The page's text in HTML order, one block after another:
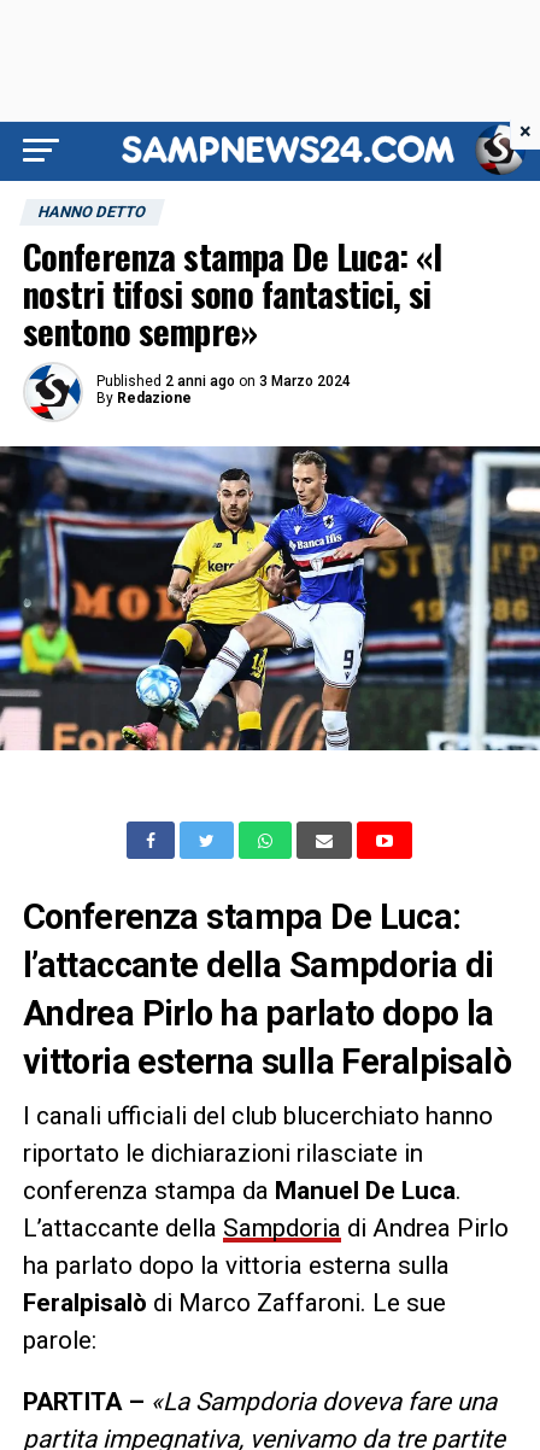
HANNO DETTO
Conferenza stampa De Luca: «I
nostri tifosi sono fantastici, si
sentono sempre»
Published 2 anni ago on 3 Marzo 2024
By Redazione
Conferenza stampa De Luca:
l’attaccante della Sampdoria di
Andrea Pirlo ha parlato dopo la
vittoria esterna sulla Feralpisalò
I canali ufficiali del club blucerchiato hanno
riportato le dichiarazioni rilasciate in
conferenza stampa da Manuel De Luca.
L’attaccante della Sampdoria di Andrea Pirlo
ha parlato dopo la vittoria esterna sulla
Feralpisalò di Marco Zaffaroni. Le sue
parole:
PARTITA – «La Sampdoria doveva fare una
partita impegnativa, venivamo da tre partite
×